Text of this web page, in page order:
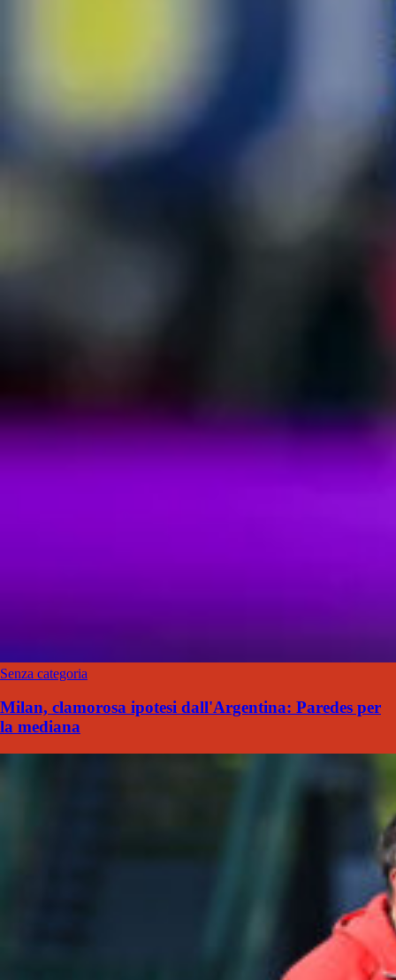
Senza categoria
Milan, clamorosa ipotesi dall'Argentina: Paredes per
la mediana